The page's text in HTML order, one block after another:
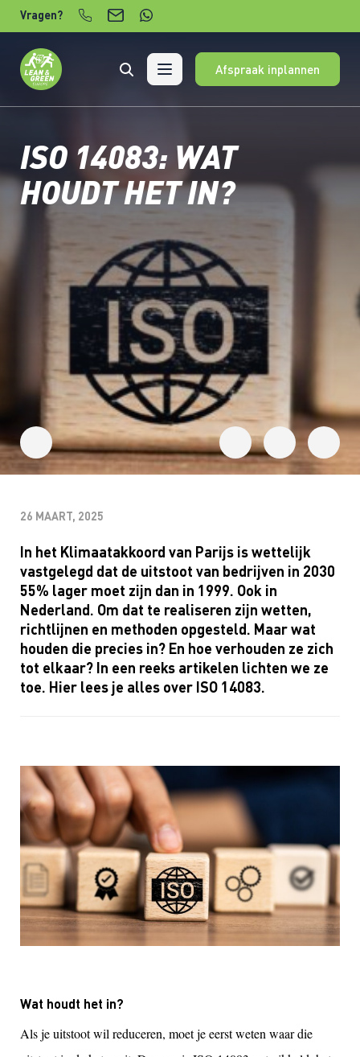
Verder naar content
Vragen?
Afspraak inplannen
ISO 14083: WAT
HOUDT HET IN?
26 MAART, 2025
In het Klimaatakkoord van Parijs is wettelijk
vastgelegd dat de uitstoot van bedrijven in 2030
55% lager moet zijn dan in 1999. Ook in
Nederland. Om dat te realiseren zijn wetten,
richtlijnen en methoden opgesteld. Maar wat
houden die precies in? En hoe verhouden ze zich
tot elkaar? In een reeks artikelen lichten we ze
toe. Hier lees je alles over ISO 14083.
Wat houdt het in?
Als je uitstoot wil reduceren, moet je eerst weten waar die